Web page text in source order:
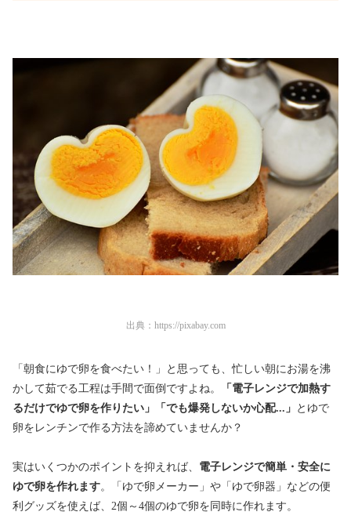
出典： https://pixabay.com
「 朝食にゆで卵を食べたい！」と思っても、忙しい朝にお湯を沸
かして茹でる工程は手間で面倒ですよね。
「 電子レンジで加熱す
るだけでゆで卵を作りたい」「でも爆発しないか心配...」 とゆで
卵をレンチンで作る方法を諦めていませんか？
実はいくつかのポイントを抑えれば、 電子レンジで簡単・安全に
ゆで卵を作れます。「ゆで卵メーカー」や「ゆで卵器」などの便
利グッズを使えば、2個～4個のゆで卵を同時に作れます。